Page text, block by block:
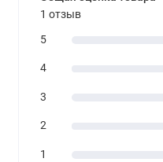
1 отзыв
5
4
3
2
1